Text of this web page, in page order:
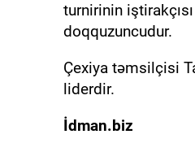
turnirinin
doqquzuncudur.
Çexiya təmsilçisi
liderdir.
İdman.biz